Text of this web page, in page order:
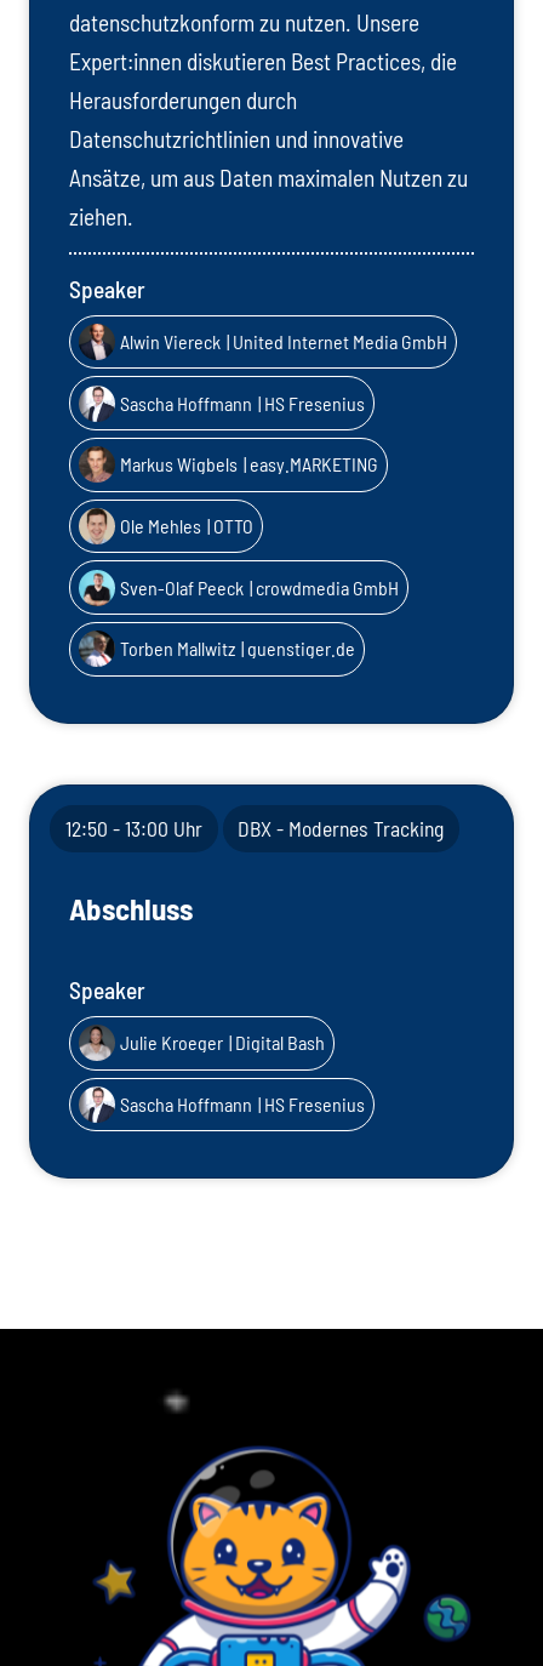
datenschutzkonform zu nutzen. Unsere
Expert:innen diskutieren Best Practices, die
Herausforderungen durch
Datenschutzrichtlinien und innovative
Ansätze, um aus Daten maximalen Nutzen zu
ziehen.
Speaker
Alwin Viereck | United Internet Media GmbH
Sascha Hoffmann | HS Fresenius
Markus Wigbels | easy.MARKETING
Ole Mehles | OTTO
Sven-Olaf Peeck | crowdmedia GmbH
Torben Mallwitz | guenstiger.de
12:50 - 13:00 Uhr DBX - Modernes Tracking
Abschluss
Speaker
Julie Kroeger | Digital Bash
Sascha Hoffmann | HS Fresenius